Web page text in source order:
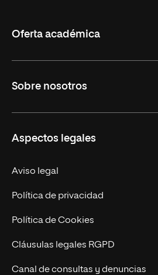
Oferta académica
Maestrías
Educación Continuada
Sobre nosotros
Trabaja en UNIR
Actualidad
Contacto
Aspectos legales
Aviso legal
Política de privacidad
Política de Cookies
Cláusulas legales RGPD
Canal de consultas y denuncias